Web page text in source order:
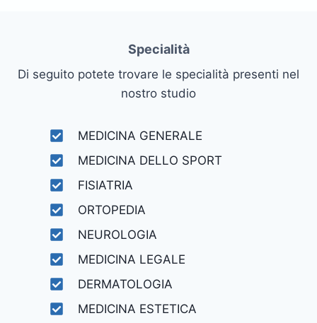
Specialità
Di seguito potete trovare le specialità presenti nel
nostro studio
MEDICINA GENERALE
MEDICINA DELLO SPORT
FISIATRIA
ORTOPEDIA
NEUROLOGIA
MEDICINA LEGALE
DERMATOLOGIA
MEDICINA ESTETICA